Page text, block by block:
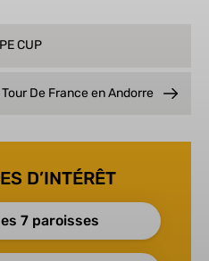
D’INTÉRÊT
7 paroisses
CUP
Tour De France en Andorre